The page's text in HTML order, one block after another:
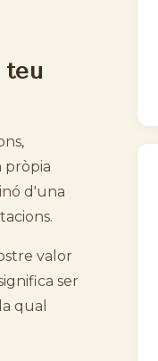
teu
pròpia
d'una
valor
ser
qual